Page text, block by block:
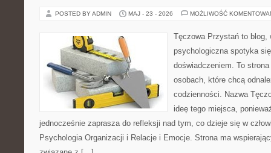
POSTED BY ADMIN MAJ - 23 - 2026 MOŻLIWOŚĆ
Tęczowa Przystań to blog,
psychologiczna spotyka
doświadczeniem. To
osobach, które chcą
codzienności. Nazwa
ideę tego miejsca,
jednocześnie zaprasza do refleksji nad tym, co dzieje się w
Psychologia Organizacji i Relacje i Emocje. Strona ma